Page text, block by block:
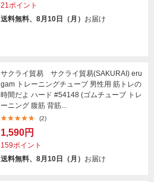
21ポイント
送料無料、8月10日（月） お届け
サクライ貿易 サクライ貿易(SAKURAI) eru
gam トレーニングチューブ 男性用 筋トレの
時間だよ ハード #54148 (ゴムチューブ トレ
ーニング 腹筋 背筋...
(2)
1,590円
159ポイント
送料無料、8月10日（月） お届け